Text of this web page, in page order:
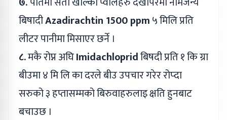
बिषादीAzadirachtin 1500 ppm५ मिलि प्रति
लीटर पानीमा मिसाएर छर्ने ।
८.मकै रोप्न अघिImidachlopridबिषदी प्रति १ कि ग्रा
बीउमा ४ मि लि का दरले बीउ उपचार गरेर रोप्दा
सरुको ३ हप्तासम्मको बिरुवाहरुलाइ क्षति हुनबाट
बचाउछ ।